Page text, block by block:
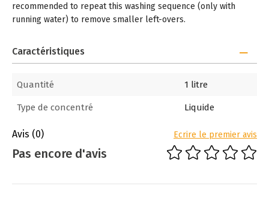
recommended to repeat this washing sequence (only with
running water) to remove smaller left-overs.
Caractéristiques
Quantité 1 litre
Type de concentré Liquide
Avis (0) Ecrire le premier avis
Pas encore d'avis